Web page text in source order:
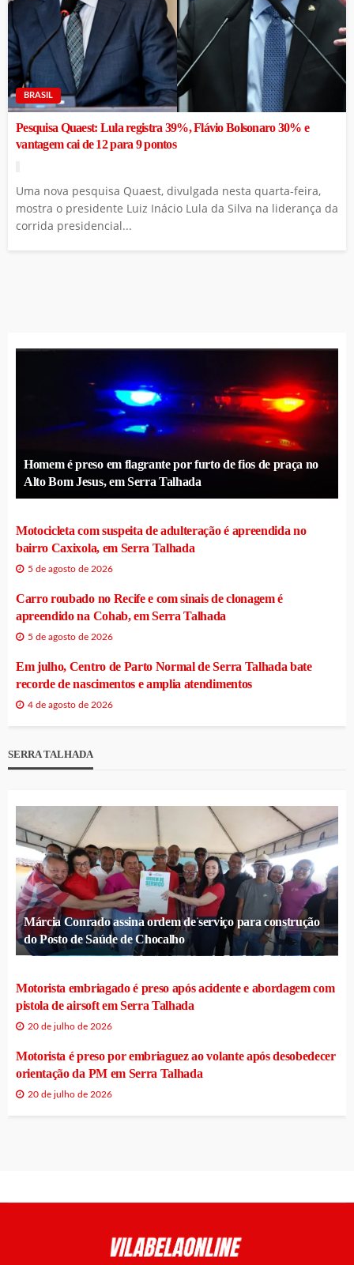
BRASIL
Pesquisa Quaest: Lula registra 39%, Flávio Bolsonaro 30% e
vantagem cai de 12 para 9 pontos
Uma nova pesquisa Quaest, divulgada nesta quarta-feira,
mostra o presidente Luiz Inácio Lula da Silva na liderança da
corrida presidencial...
Homem é preso em flagrante por furto de fios de praça no
Alto Bom Jesus, em Serra Talhada
Motocicleta com suspeita de adulteração é apreendida no
bairro Caxixola, em Serra Talhada
5 de agosto de 2026
Carro roubado no Recife e com sinais de clonagem é
apreendido na Cohab, em Serra Talhada
5 de agosto de 2026
Em julho, Centro de Parto Normal de Serra Talhada bate
recorde de nascimentos e amplia atendimentos
4 de agosto de 2026
SERRA TALHADA
Márcia Conrado assina ordem de serviço para construção
do Posto de Saúde de Chocalho
Motorista embriagado é preso após acidente e abordagem com
pistola de airsoft em Serra Talhada
20 de julho de 2026
Motorista é preso por embriaguez ao volante após desobedecer
orientação da PM em Serra Talhada
20 de julho de 2026